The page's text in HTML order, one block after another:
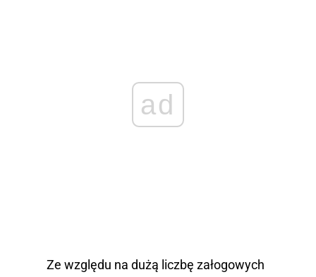
ad
Ze względu na dużą liczbę załogowych